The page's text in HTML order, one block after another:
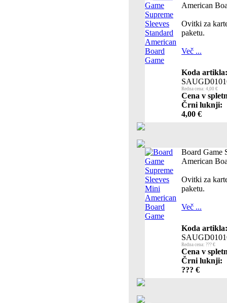
American
Ovitki za
paketu.
Več ...
Koda artikla:
Redna cena: 4,00 €
Cena v
Črni luknji:
4,00 €
Board Game
American
Ovitki za
paketu.
Več ...
Koda artikla:
Redna cena: ??? €
Cena v
Črni luknji:
??? €